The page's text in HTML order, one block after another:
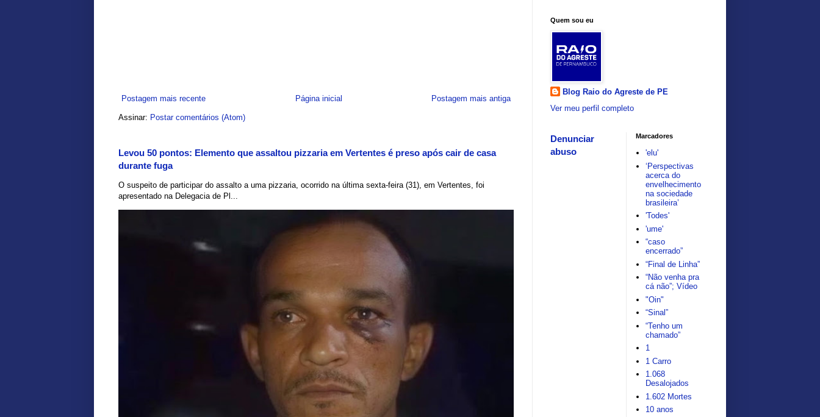
Postagem mais recente Postagem mais antiga
Página inicial
Assinar: Postar comentários (Atom)
Levou 50 pontos: Elemento que assaltou pizzaria em Vertentes é preso após cair de casa
durante fuga
O suspeito de participar do assalto a uma pizzaria, ocorrido na última sexta-feira (31), em Vertentes, foi
apresentado na Delegacia de Pl...
Quem sou eu
Blog Raio do Agreste de PE
Ver meu perfil completo
Denunciar
abuso
Marcadores
'elu'
‘Perspectivas
acerca do
envelhecimento
na sociedade
brasileira’
'Todes'
'ume'
“caso
encerrado”
“Final de Linha”
“Não venha pra
cá não”; Vídeo
"Oin"
“Sinal”
“Tenho um
chamado”
1
1 Carro
1.068
Desalojados
1.602 Mortes
10 anos